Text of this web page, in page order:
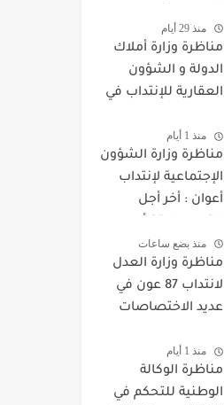
منذ 29 أيام
مناظرة وزارة أملاك
الدولة و الشؤون
العقارية للإنتداب في
منذ 1 أيام
مناظرة وزارة الشؤون
الإجتماعية لإنتداب
أعوان : أخر أجل
2026منذ بضع ساعات
مناظرة وزارة العدل
لانتداب 87 عون في
عديد الاختصاصات
منذ 1 أيام
مناظرة الوكالة
الوطنية للتحكم في